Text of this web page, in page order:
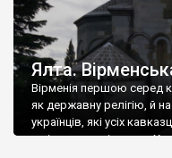
Ялта.
Вірменія першою серед
як державну релігію, й
українців, які усіх
є відданими вірянами